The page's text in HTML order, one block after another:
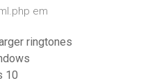
em
ringtones
10